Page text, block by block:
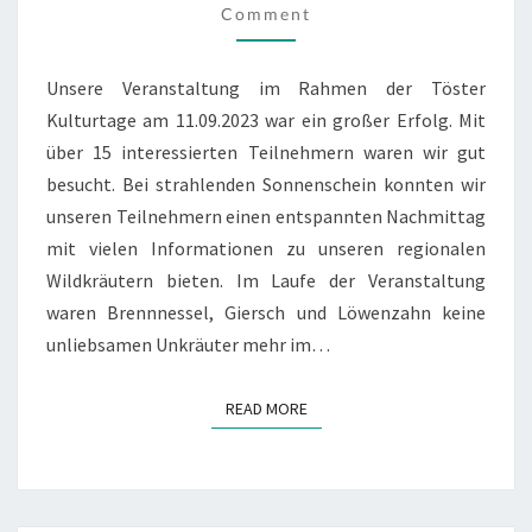
Comment
Unsere Veranstaltung im Rahmen der Töster
Kulturtage am 11.09.2023 war ein großer Erfolg. Mit
über 15 interessierten Teilnehmern waren wir gut
besucht. Bei strahlenden Sonnenschein konnten wir
unseren Teilnehmern einen entspannten Nachmittag
mit vielen Informationen zu unseren regionalen
Wildkräutern bieten. Im Laufe der Veranstaltung
waren Brennnessel, Giersch und Löwenzahn keine
unliebsamen Unkräuter mehr im…
READ MOREREAD MORE